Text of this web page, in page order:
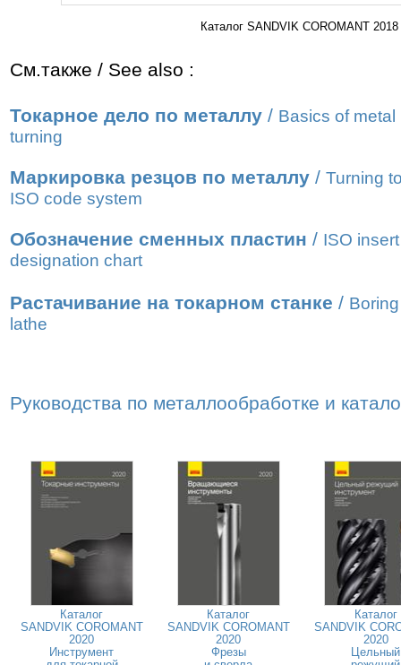
Каталог SANDVIK COROMANT
См.также / See also :
Токарное дело по металлу / Basics of metal
turning
Маркировка резцов по металлу / Turning
ISO code system
Обозначение сменных пластин / ISO insert
designation chart
Растачивание на токарном станке /
lathe
Руководства по металлообработке и
Каталог
SANDVIK COROMANT
2020
Инструмент
Каталог
SANDVIK COROMANT
2020
Фрезы
Каталог
SANDVIK
2020
Цельный